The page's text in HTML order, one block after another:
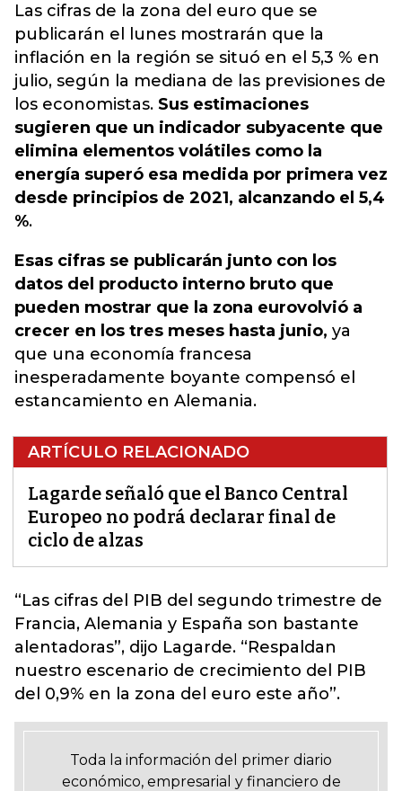
Las cifras de la zona del euro que se
publicarán el lunes mostrarán que la
inflación en la región se situó en el 5,3 % en
julio, según la mediana de las previsiones de
los economistas. Sus estimaciones
sugieren que un indicador subyacente que
elimina elementos volátiles como la
energía superó esa medida por primera vez
desde principios de 2021, alcanzando el 5,4
%.
Esas cifras se publicarán junto con los
datos del producto interno bruto que
pueden mostrar que la zona eurovolvió a
crecer en los tres meses hasta junio, ya
que una economía francesa
inesperadamente boyante compensó el
estancamiento en Alemania.
ARTÍCULO RELACIONADO
Lagarde señaló que el Banco Central
Europeo no podrá declarar final de
ciclo de alzas
“Las cifras del PIB del segundo trimestre de
Francia, Alemania y España son bastante
alentadoras”, dijo Lagarde. “Respaldan
nuestro escenario de crecimiento del PIB
del 0,9% en la zona del euro este año”.
Toda la información del primer diario
económico, empresarial y financiero de